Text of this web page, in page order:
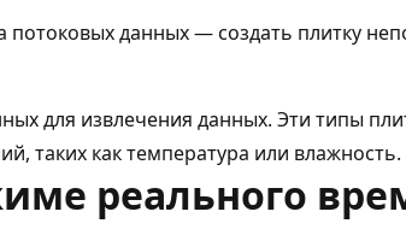
данных — создать плитку
для извлечения данных. Эти типы
таких как температура или влажность.
реального